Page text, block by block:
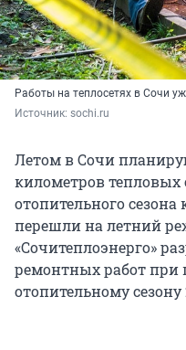
Работы на теплосетях в Сочи
Источник: sochi.ru
Летом в Сочи
километров тепловых
отопительного
перешли на летний
«Сочитеплоэнерго»
ремонтных работ при
отопительному сезону